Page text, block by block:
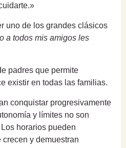
uno de los grandes clásicos
a todos mis amigos les
padres que permite
existir en todas las familias.
conquistar progresivamente
y límites no son
horarios pueden
y demuestran